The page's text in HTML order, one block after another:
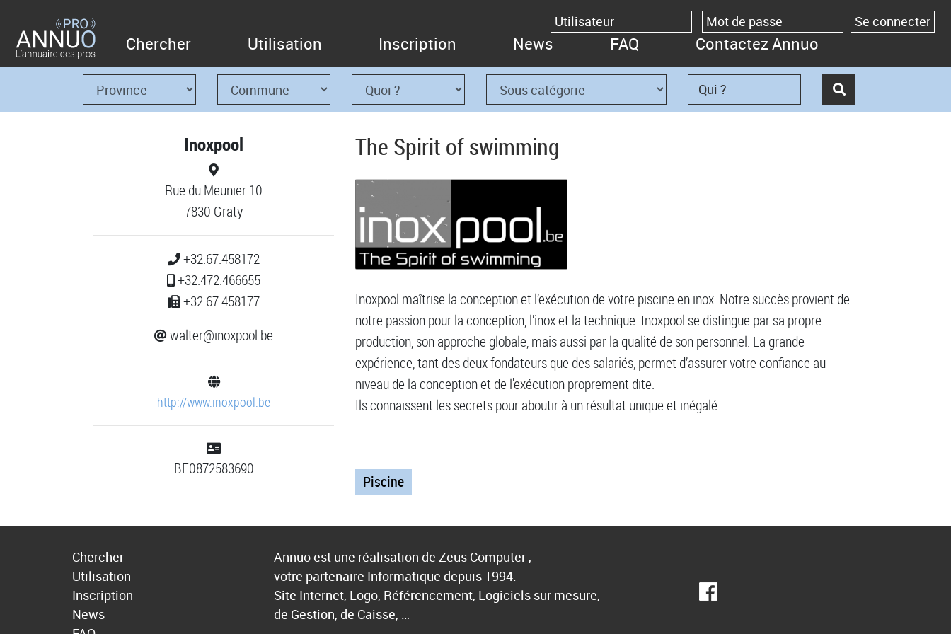
Chercher Utilisation Inscription News FAQ Contactez Annuo
Inoxpool
Rue du Meunier 10
7830 Graty
+32.67.458172
+32.472.466655
+32.67.458177
walter@inoxpool.be
http://www.inoxpool.be
BE0872583690
The Spirit of swimming
Inoxpool maîtrise la conception et l’exécution de votre piscine en inox. Notre succès provient de
notre passion pour la conception, l’inox et la technique. Inoxpool se distingue par sa propre
production, son approche globale, mais aussi par la qualité de son personnel. La grande
expérience, tant des deux fondateurs que des salariés, permet d’assurer votre confiance au
niveau de la conception et de l'exécution proprement dite.
Ils connaissent les secrets pour aboutir à un résultat unique et inégalé.
Piscine
Chercher
Utilisation
Inscription
News
Annuo est une réalisation de Zeus Computer ,
votre partenaire Informatique depuis 1994.
Site Internet, Logo, Référencement, Logiciels sur mesure,
de Gestion, de Caisse, …